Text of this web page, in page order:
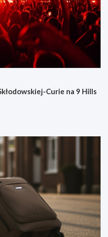
Curie na 9 Hills